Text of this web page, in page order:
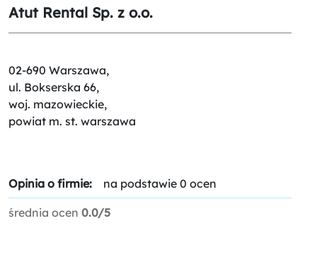
Atut Rental Sp. z o.o.
02-690 Warszawa,
ul. Bokserska 66,
woj. mazowieckie,
powiat m. st. warszawa
Opinia o firmie: na podstawie 0 ocen
średnia ocen 0.0/5